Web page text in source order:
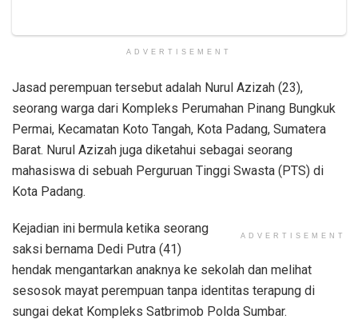
ADVERTISEMENT
Jasad perempuan tersebut adalah Nurul Azizah (23),
seorang warga dari Kompleks Perumahan Pinang Bungkuk
Permai, Kecamatan Koto Tangah, Kota Padang, Sumatera
Barat. Nurul Azizah juga diketahui sebagai seorang
mahasiswa di sebuah Perguruan Tinggi Swasta (PTS) di
Kota Padang.
ADVERTISEMENT
Kejadian ini bermula ketika seorang
saksi bernama Dedi Putra (41)
hendak mengantarkan anaknya ke sekolah dan melihat
sesosok mayat perempuan tanpa identitas terapung di
sungai dekat Kompleks Satbrimob Polda Sumbar.